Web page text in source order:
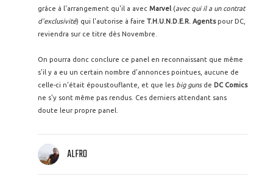
grâce à l'arrangement qu'il a avec Marvel (avec qui il a un contrat
d'exclusivité) qui l'autorise à faire T.H.U.N.D.E.R. Agentspour DC,
reviendra sur ce titre dès Novembre.
On pourra donc conclure ce panel en reconnaissant que même
s'il y a eu un certain nombre d'annonces pointues, aucune de
celle-ci n'était époustouflante, et que les big gunsde DC Comics
ne s'y sont même pas rendus. Ces derniers attendant sans
doute leur propre panel.
ALFRO